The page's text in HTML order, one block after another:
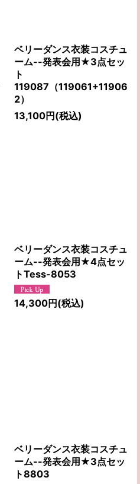
ベリーダンス衣装コスチュ
ーム--発表会用★3点セッ
ト
119087（119061+11906
2）
13,100円 (税込)
ベリーダンス衣装コスチュ
ーム--発表会用★4点セッ
トTess-8053
14,300円 (税込)
ベリーダンス衣装コスチュ
ーム--発表会用★3点セッ
ト8803